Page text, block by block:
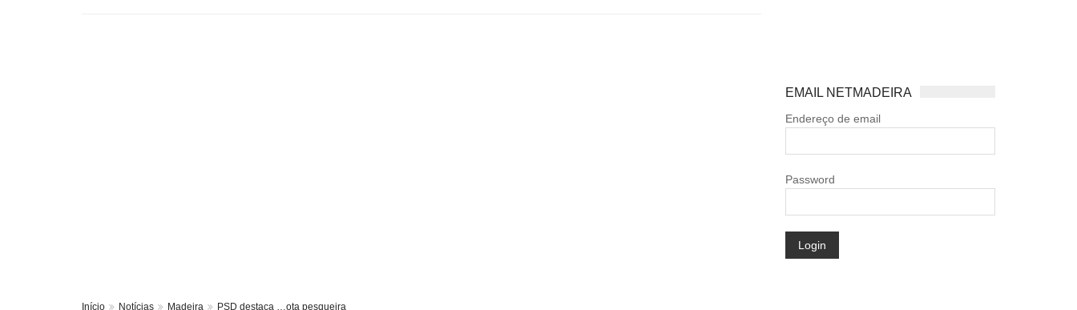
EMAIL NETMADEIRA
Endereço de email
Password
Login
Início Notícias Madeira PSD destaca …ota pesqueira